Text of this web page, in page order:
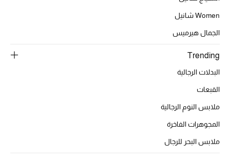
تشكيلة الأعراس
هدايا للنساء
ركن الفخامة
جميع الملابس النسائية
جميع الأحذية النسائية
Women شانيل
الجمال هيرميس
Trending
البدلات الرجالية
القبعات
ملابس النوم الرجالية
المجوهرات الفاخرة
ملابس البحر للرجال